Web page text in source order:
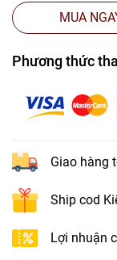
MUA
Phương thức
Giao hàng
Ship cod
Lợi nhuận